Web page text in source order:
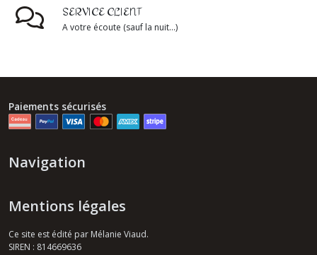
SERVICE CLIENT
A votre écoute (sauf la nuit...)
Paiements sécurisés
Navigation
Mentions légales
Ce site est édité par Mélanie Viaud.
SIREN : 814669636